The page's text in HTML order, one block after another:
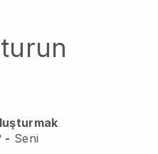
- Seni